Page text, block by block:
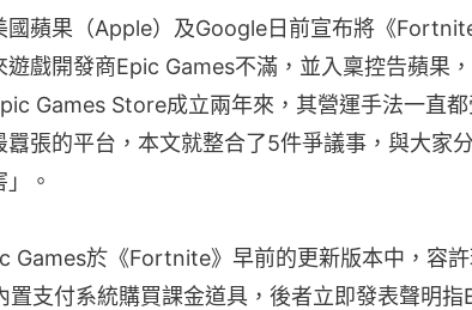
國蘋果（Apple）及Google日前宣布將《
遊戲開發商Epic Games不滿，並入稟控告蘋果
Games Store成立兩年來，其營運手法一直
囂張的平台，本文就整合了5件爭議事，與大家
」。
Games於《Fortnite》早前的更新版本中，容
置支付系統購買課金道具，後者立即發表聲明